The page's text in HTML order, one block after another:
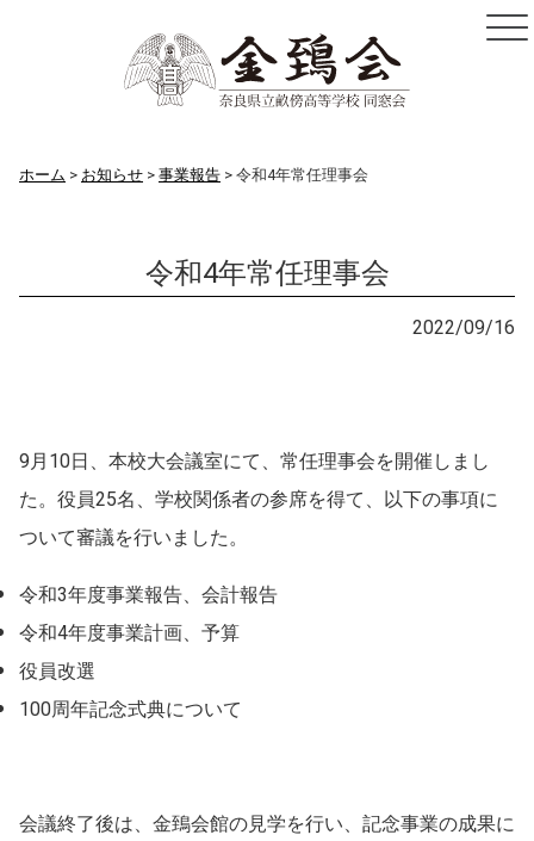
ホーム お知らせ 事業報告 令和4年常任理事会
令和4年常任理事会
2022/09/16
9月10日、本校大会議室にて、常任理事会を開催しまし
た。役員25名、学校関係者の参席を得て、以下の事項に
ついて審議を行いました。
令和3年度事業報告、会計報告
令和4年度事業計画、予算
役員改選
100周年記念式典について
会議終了後は、金鵄会館の見学を行い、記念事業の成果に